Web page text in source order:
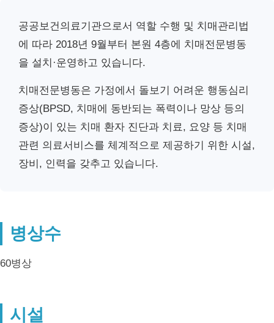
공공보건의료기관으로서 역할 수행 및 치매관리법
에 따라 2018년 9월부터 본원 4층에 치매전문병동
을 설치·운영하고 있습니다.
치매전문병동은 가정에서 돌보기 어려운 행동심리
증상(BPSD, 치매에 동반되는 폭력이나 망상 등의
증상)이 있는 치매 환자 진단과 치료, 요양 등 치매
관련 의료서비스를 체계적으로 제공하기 위한 시설,
장비, 인력을 갖추고 있습니다.
병상수
60병상
시설